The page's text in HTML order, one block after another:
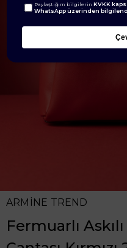
ARMİNE TREND
Fermuarlı
Paylaştığım bilgilerinKVKK
WhatsApp üzerinden